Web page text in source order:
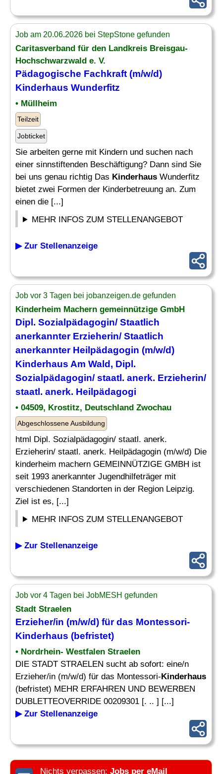
Job am 20.06.2026 bei StepStone gefunden
Caritasverband für den Landkreis Breisgau-
Hochschwarzwald e. V.
Pädagogische Fachkraft (m/w/d)
Kinderhaus Wunderfitz
• Müllheim
Teilzeit
Jobticket
Sie arbeiten gerne mit Kindern und suchen nach
einer sinnstiftenden Beschäftigung? Dann sind Sie
bei uns genau richtig Das Kinderhaus Wunderfitz
bietet zwei Formen der Kinderbetreuung an. Zum
einen die [...]
MEHR INFOS ZUM STELLENANGEBOT
▶ Zur Stellenanzeige
Job vor 3 Tagen bei jobanzeigen.de gefunden
Kinderheim Machern gemeinnützige GmbH
Dipl. Sozialpädagogin/ Staatlich
anerkannter Erzieherin/ Staatlich
anerkannter Heilpädagogin (m/w/d)
Kinderhaus Am Wald, Dipl.
Sozialpädagogin/ staatl. anerk. Erzieherin/
staatl. anerk. Heilpädagogi
• 04509, Krostitz, Deutschland Zwochau
Abgeschlossene Ausbildung
html Dipl. Sozialpädagogin/ staatl. anerk.
Erzieherin/ staatl. anerk. Heilpädagogin (m/w/d) Die
kinderheim machern GEMEINNÜTZIGE GMBH ist
seit 1993 anerkannter Jugendhilfeträger mit
verschiedenen Standorten in der Region Leipzig.
Ziel ist es, [...]
MEHR INFOS ZUM STELLENANGEBOT
▶ Zur Stellenanzeige
Job vor 4 Tagen bei JobMESH gefunden
Stadt Straelen
Erzieher/in (m/w/d) für das Montessori-
Kinderhaus (befristet)
• Nordrhein- Westfalen Straelen
DIE STADT STRAELEN sucht ab sofort: eine/n
Erzieher/in (m/w/d) für das Montessori-Kinderhaus
(befristet) MEHR ERFAHREN UND BEWERBEN
DUBLETTEOVERRIDE 00209301 [. .. ] [...]
▶ Zur Stellenanzeige
Nichts verpassen: Jobs per eMail